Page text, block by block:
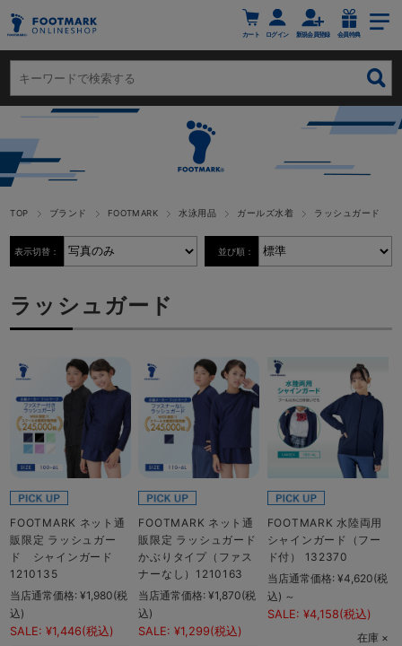
カート ログイン 新規会員登録 会員特典
TOP ブランド FOOTMARK 水泳用品 ガールズ水着 ラッシュガード
表示切替： 並び順：
ラッシュガード
FOOTMARK ネット通
販限定 ラッシュガー
ド シャインガード
1210135
当店通常価格: ¥1,980(税
込)
SALE: ¥1,446(税込)
FOOTMARK ネット通
販限定 ラッシュガード
かぶりタイプ（ファス
ナーなし）1210163
当店通常価格: ¥1,870(税
込)
SALE: ¥1,299(税込)
FOOTMARK 水陸両用
シャインガード（フー
ド付） 132370
当店通常価格: ¥4,620(税
込) ～
SALE: ¥4,158(税込)
在庫 ×